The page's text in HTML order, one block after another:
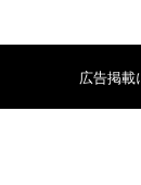
広告掲載